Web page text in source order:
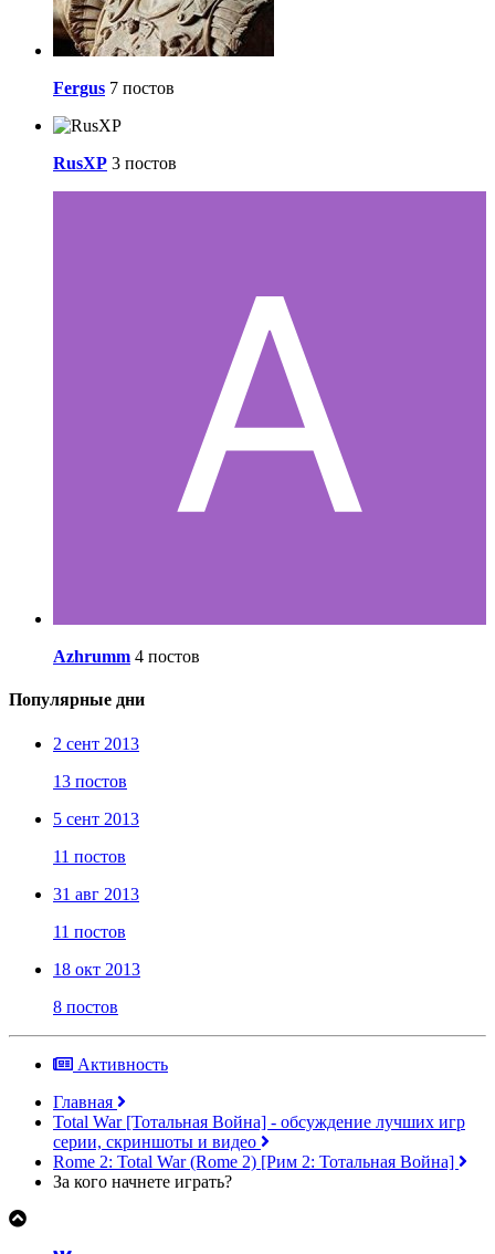
Fergus 7 постов
RusXP 3 постов
Azhrumm 4 постов
Популярные дни
2 сент 2013
13 постов
5 сент 2013
11 постов
31 авг 2013
11 постов
18 окт 2013
8 постов
Активность
Главная
Total War [Тотальная Война] - обсуждение лучших игр
серии, скриншоты и видео
Rome 2: Total War (Rome 2) [Рим 2: Тотальная Война]
За кого начнете играть?